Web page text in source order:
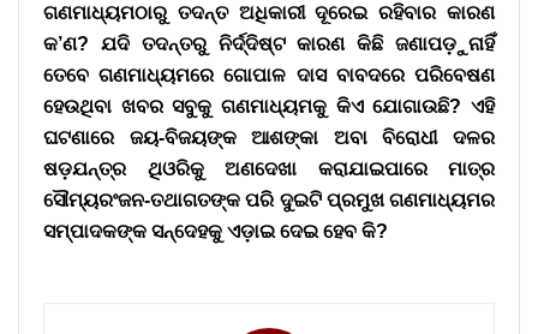
ଗଣମାଧ୍ୟମଠାରୁ ତଦନ୍ତ ଅଧିକାରୀ ଦୂରେଇ ରହିବାର କାରଣ
କ’ଣ? ଯଦି ତଦନ୍ତରୁ ନିର୍ଦ୍ଦିଷ୍ଟ କାରଣ କିଛି ଜଣାପଡ଼ୁନାହିଁ
ତେବେ ଗଣମାଧ୍ୟମରେ ଗୋପାଳ ଦାସ ବାବଦରେ ପରିବେଷଣ
ହେଉଥିବା ଖବର ସବୁକୁ ଗଣମାଧ୍ୟମକୁ କିଏ ଯୋଗାଉଛି? ଏହି
ଘଟଣାରେ ଜୟ-ବିଜୟଙ୍କ ଆଶଙ୍କା ଅବା ବିରୋଧୀ ଦଳର
ଷଡ଼ଯନ୍ତ୍ର ଥିଓରିକୁ ଅଣଦେଖା କରାଯାଇପାରେ ମାତ୍ର
ସୌମ୍ୟରଂଜନ-ତଥାଗତଙ୍କ ପରି ଦୁଇଟି ପ୍ରମୁଖ ଗଣମାଧ୍ୟମର
ସମ୍ପାଦକଙ୍କ ସନ୍ଦେହକୁ ଏଡ଼ାଇ ଦେଇ ହେବ କି?